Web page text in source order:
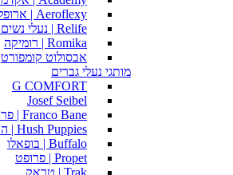
Aeroflexy | ארופלקסי
Relife | נעלי נשים רילייף
Romika | רומיקה
אבסולוט קומפורט
מותגי נעלי גברים
G COMFORT
Josef Seibel
Franco Bane | פרנקו בן
Hush Puppies | האש פפיס
Buffalo | בופאלו
Propet | פרופט
Trak | טראק